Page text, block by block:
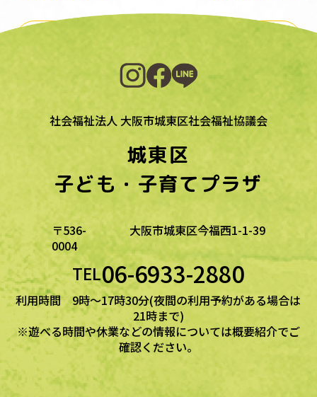
一覧に戻る
社会福祉法人 大阪市城東区社会福祉協議会
城東区
子ども・子育てプラザ
〒536-
0004
大阪市城東区今福西1-1-39
TEL06-6933-2880
利用時間 9時～17時30分(夜間の利用予約がある場合は
21時まで)
※遊べる時間や休業などの情報については概要紹介でご
確認ください。